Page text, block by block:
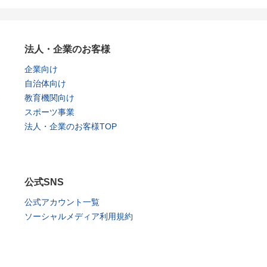
法人・企業のお客様
企業向け
自治体向け
教育機関向け
スポーツ事業
法人・企業のお客様TOP
公式SNS
公式アカウント一覧
ソーシャルメディア利用規約